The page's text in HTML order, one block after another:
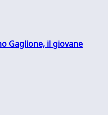
Gaglione, il giovane